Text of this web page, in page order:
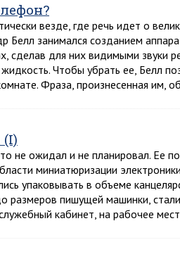
везде, где речь идет о
Белл занимался созданием
сделав для них видимыми звуки
Чтобы убрать ее, Белл
Фраза, произнесенная им,
не ожидал и не планировал. Ее
миниатюризации
упаковывать в объеме
размеров пишущей машинки,
кабинет, на рабочее